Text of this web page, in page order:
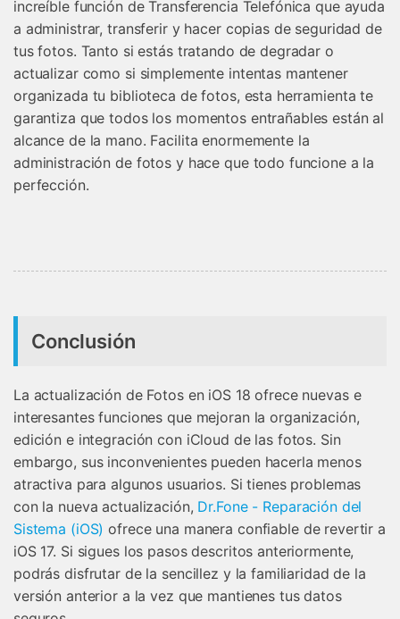
increíble función de Transferencia Telefónica que ayuda
a administrar, transferir y hacer copias de seguridad de
tus fotos. Tanto si estás tratando de degradar o
actualizar como si simplemente intentas mantener
organizada tu biblioteca de fotos, esta herramienta te
garantiza que todos los momentos entrañables están al
alcance de la mano. Facilita enormemente la
administración de fotos y hace que todo funcione a la
perfección.
Conclusión
La actualización de Fotos en iOS 18 ofrece nuevas e
interesantes funciones que mejoran la organización,
edición e integración con iCloud de las fotos. Sin
embargo, sus inconvenientes pueden hacerla menos
atractiva para algunos usuarios. Si tienes problemas
con la nueva actualización, Dr.Fone - Reparación del
Sistema (iOS) ofrece una manera confiable de revertir a
iOS 17. Si sigues los pasos descritos anteriormente,
podrás disfrutar de la sencillez y la familiaridad de la
versión anterior a la vez que mantienes tus datos